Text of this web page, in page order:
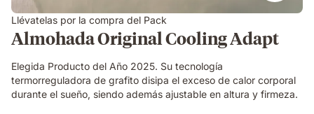
firmeza
y
altura
Llévatelas por la compra del Pack
Almohada Original Cooling Adapt
Elegida Producto del Año 2025. Su tecnología
termorreguladora de grafito disipa el exceso de calor corporal
durante el sueño, siendo además ajustable en altura y firmeza.